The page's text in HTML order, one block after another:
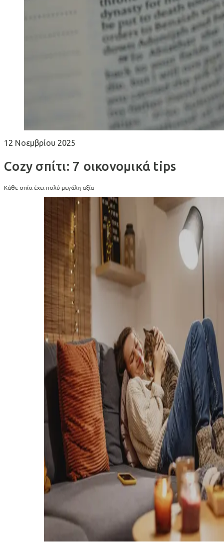
12 Νοεμβρίου 2025
Cozy σπίτι: 7 οικονομικά tips
Κάθε σπίτι έχει πολύ μεγάλη αξία